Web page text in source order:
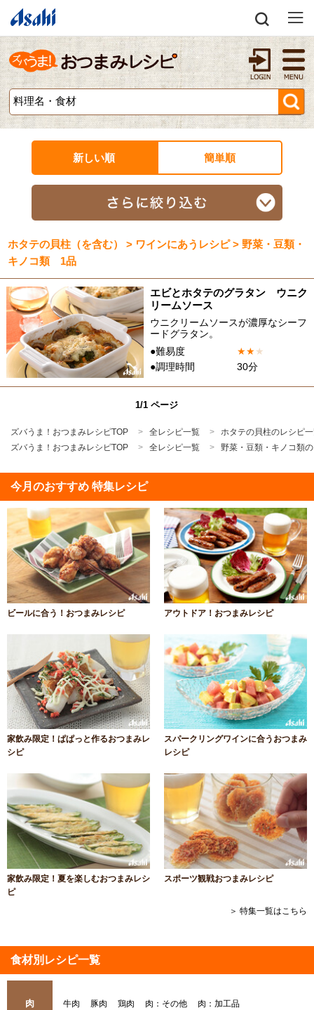
新しい順 簡単順
ホタテの貝柱（を含む） > ワインにあうレシピ > 野菜・豆類・
キノコ類 1品
エビとホタテのグラタン ウニク
リームソース
ウニクリームソースが濃厚なシーフ
ードグラタン。
●難易度
★★★
●調理時間
30分
1/1 ページ
ズバうま！おつまみレシピTOP 全レシピ一覧
ホタテの貝柱のレシピ
ズバうま！おつまみレシピTOP
全レシピ一覧 野菜・豆類・キノコ類
今月のおすすめ 特集レシピ
ビールに合う！おつまみレシピ アウトドア！おつまみレシピ
家飲み限定！ぱぱっと作るおつまみレ
シピ
スパークリングワインに合うおつまみ
レシピ
家飲み限定！夏を楽しむおつまみレシ
ピ
スポーツ観戦おつまみレシピ
＞ 特集一覧はこちら
食材別レシピ一覧
肉 牛肉 豚肉 鶏肉 肉：その他 肉：加工品